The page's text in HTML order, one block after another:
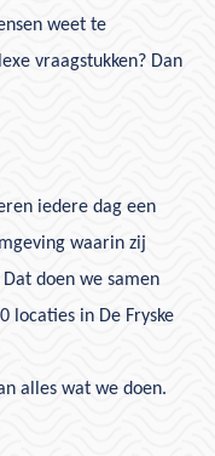
weet te
vraagstukken? Dan
iedere dag een
waarin zij
doen we samen
locaties in De Fryske
alles wat we doen.